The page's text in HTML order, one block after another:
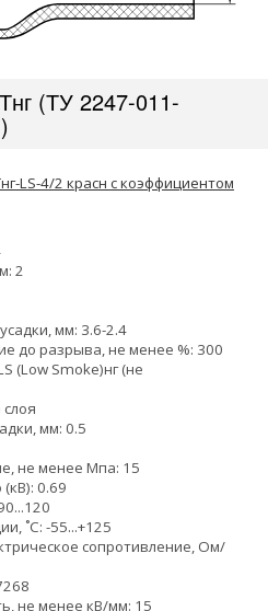
(ТУ 2247-011-
LS-4/2 красн с коэффициентом
2
мм: 3.6-2.4
до разрыва, не менее %: 300
(Low Smoke)нг (не
мм: 0.5
не менее Мпа: 15
0.69
˚С: -55...+125
сопротивление, Ом/
не менее кВ/мм: 15